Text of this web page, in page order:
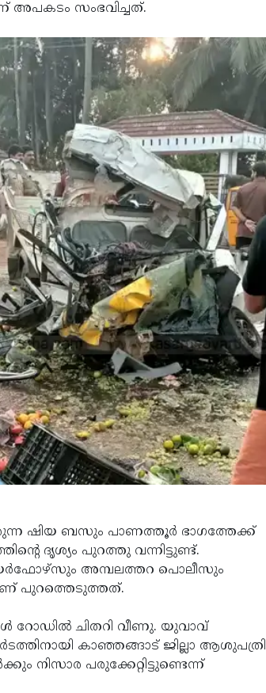
അപകടം സംഭവിച്ചത്.
ഷിയ ബസും പാണത്തൂര്‍ ഭാഗത്തേക്ക്
ദൃശ്യം പുറത്തു വന്നിട്ടുണ്ട്.
അമ്പലത്തറ പൊലീസും
പുറത്തെടുത്തത്.
റോഡിൽ ചിതറി വീണു. യുവാവ്
കാഞ്ഞങ്ങാട് ജില്ലാ ആശുപത്രി
നിസാര പരുക്കേറ്റിട്ടുണ്ടെന്ന്